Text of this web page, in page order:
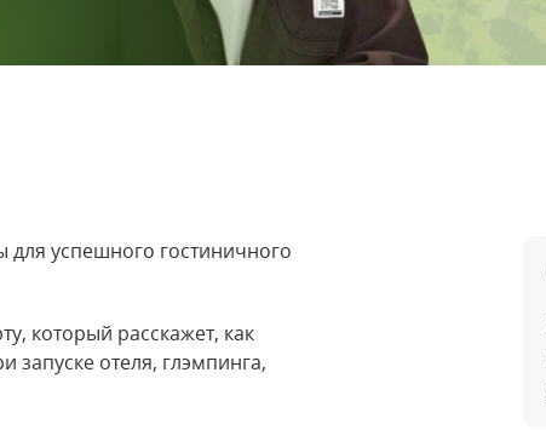
успешного гостиничного
который расскажет, как
отеля, глэмпинга,